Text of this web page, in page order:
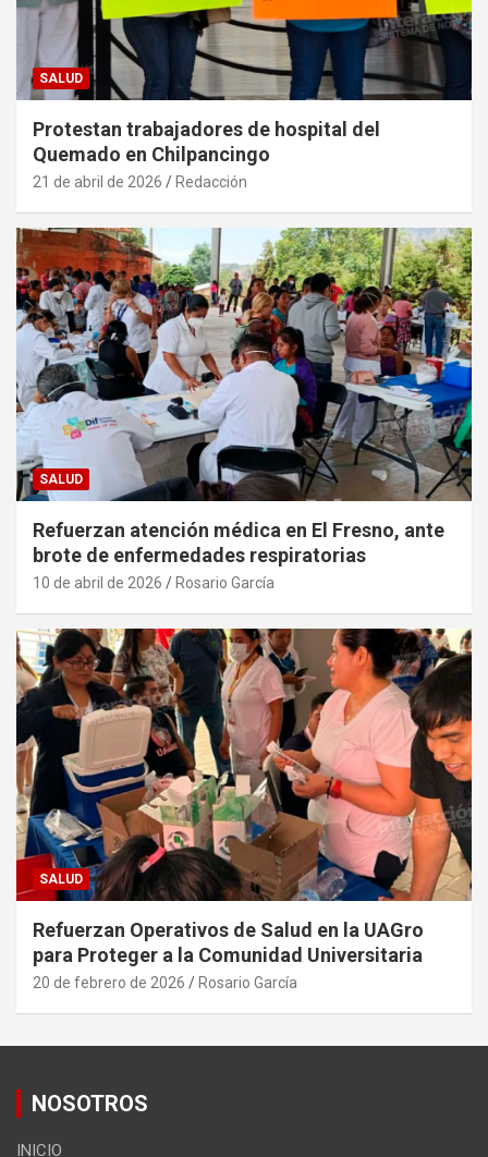
SALUD
Protestan trabajadores de hospital del
Quemado en Chilpancingo
21 de abril de 2026 Redacción
SALUD
Refuerzan atención médica en El Fresno, ante
brote de enfermedades respiratorias
10 de abril de 2026 Rosario García
SALUD
Refuerzan Operativos de Salud en la UAGro
para Proteger a la Comunidad Universitaria
20 de febrero de 2026 Rosario García
NOSOTROS
INICIO